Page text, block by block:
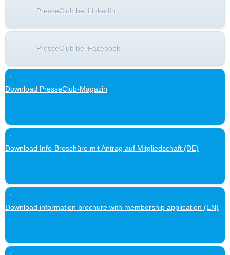
PresseClub bei LinkedIn
PresseClub bei Facebook
Download PresseClub-Magazin
Download Info-Broschüre mit Antrag auf Mitgliedschaft (DE)
Download information brochure with membership application (EN)